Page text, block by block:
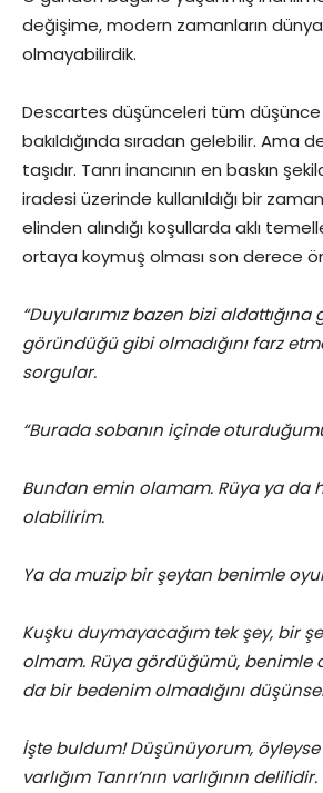
değişime, modern zamanların
olmayabilirdik.
Descartes düşünceleri tüm
bakıldığında sıradan gelebilir. Ama
taşıdır. Tanrı inancının en baskın
iradesi üzerinde kullanıldığı bir
elinden alındığı koşullarda aklı
ortaya koymuş olması son derece
“Duyularımız bazen bizi
göründüğü gibi olmadığını farz
sorgular.
“Burada sobanın içinde
Bundan emin olamam. Rüya ya da
olabilirim.
Ya da muzip bir şeytan benimle
Kuşku duymayacağım tek şey, bir
olmam. Rüya gördüğümü, benimle
da bir bedenim olmadığını
İşte buldum! Düşünüyorum, öyleyse
varlığım Tanrı’nın varlığının